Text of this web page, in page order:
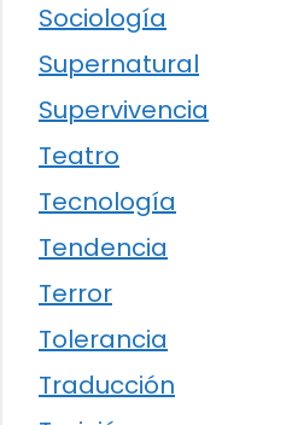
Sociología
Supernatural
Supervivencia
Teatro
Tecnología
Tendencia
Terror
Tolerancia
Traducción